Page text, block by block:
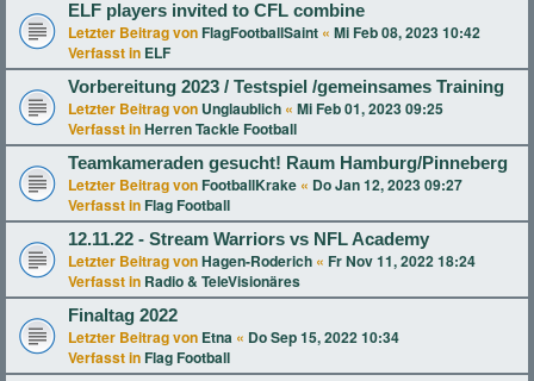
ELF players invited to CFL combine
Letzter Beitrag von FlagFootballSaint « Mi Feb 08, 2023 10:42
Verfasst in ELF
Vorbereitung 2023 / Testspiel /gemeinsames Training
Letzter Beitrag von Unglaublich « Mi Feb 01, 2023 09:25
Verfasst inHerren Tackle Football
Teamkameraden gesucht! Raum Hamburg/Pinneberg
Letzter Beitrag von FootballKrake « Do Jan 12, 2023 09:27
Verfasst in Flag Football
12.11.22 - Stream Warriors vs NFL Academy
Letzter Beitrag vonHagen-Roderich « Fr Nov 11, 2022 18:24
Verfasst in Radio & TeleVisionäres
Finaltag 2022
Letzter Beitrag von Etna « Do Sep 15, 2022 10:34
Verfasst in Flag Football